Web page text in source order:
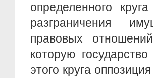
определенного
разграничения
правовых
которую
этого круга